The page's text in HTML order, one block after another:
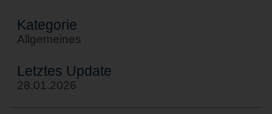
Kategorie
Allgemeines
Letztes Update
28.01.2026